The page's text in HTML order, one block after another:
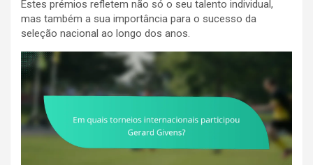
Estes prémios refletem não só o seu talento individual,
mas também a sua importância para o sucesso da
seleção nacional ao longo dos anos.